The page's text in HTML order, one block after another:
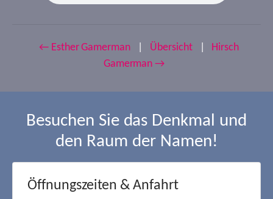
← Esther Gamerman Übersicht
Hirsch
Gamerman →
Besuchen Sie das Denkmal und
den Raum der Namen!
Öffnungszeiten & Anfahrt